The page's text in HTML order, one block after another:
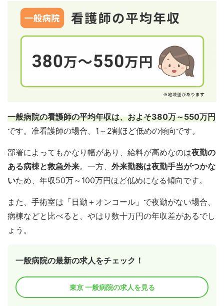
ること。以前は3交代制が主流でしたが、最近では2
交代制の病棟が多くなっています。
自分にはどちらのリズムが合っているかも職場選びの
ポイントになるでしょう。
キャリアアドバイザー
診療科や「急性期・回復期・慢性期」のどれなの
かによって扱う疾患、患者さんの重症度やADLな
どが異なり、看護師に求められる知識やスキルも
変わってきます。
自分の関心や得意分野、希望する働き方などから
「自分に合った病棟」を探したいですね。
閉じる
ーションスキル が外来看護師には求められます。
また、外来看護師の働き方では、夜勤がないのが大き
な特徴。そのため子育て中の看護師さんにも人気の高
い職場です。
外来看護師の仕事内容・働き方について詳しくは
こちら
が多く、急を要する場面の連続です。救急外来の看護
師は、患者さんの状態を瞬時に見極める判断力や冷静
さ、スピーディーな行動力が磨かれます。
中途採用では、即戦力となる経験者が優先されやすい
傾向です。
基本的に日
閉じる
「外回り」は、器械出し以外の部分で手術をサポート
する間接介助の業務です。
術前の物品の準備や術中・術後の記録の入力などのほ
か、手術前に患者さんのもとを訪問し、手術に関する
説明や不安のケアなども担当します。
患者さんとのコミュニケーションの機会が少ない部署
ですが、専門性の高い知識・技術を身につけることが
ます。
手術室の看護師の仕事内容・働き方について詳し
くはこちら
保健指導や生活習慣の相談外来を看護師が担当するこ
ともあり、予防医療に関心がある人に向いています。
給料は低めですが、日勤のみで残業の少ない働き方が
です。
テキパキと業務をこなす力や接遇スキルが求められま
閉じる
コープの洗浄・消毒など。
間接介助では、検査・治療前の患者さんへの説明、採
血や前処置、検査中のバイタルサインの観察などを行
います。
一般的な病棟業務と異なるため、未経験者の転職は少
患者さんの負担が少ない内視鏡治療はニーズが大き
く、治療も高度化しています。内視鏡室の看護師に
められ、新しいことを学ぶのが好きな人に向いている
でしょう。
目指せます。
内視鏡室は緊急の対応が少なく、基本的に残業が少な
あるようです。
中の患者さんの観察・ケア、抜針・止血、患者さんの
生活指導など。
未経験だと、機械操作や専門的な知識・手技など、初
めに覚えることが多いでしょう。
透析中に状態が変化する患者さんがいないか、
観察力
。長年にわたって通院される
ション力も大切です。
い働き方が可能。
子育てと両立したい方にもおすすめです。
透析室の看護師の仕事内容・働き方について詳し
くはこちら
一般病院の看護師の平均年収は、およそ380万～550万円
です。准看護師の場合、1～2割ほど低めの傾向です。
部署によってもかなり幅があり、給料が高めなのは夜勤の
ある病棟と救急外来。一方、 外来勤務は夜勤手当がつかな
いため、年収50万～100万円ほど低めになる傾向です。
また、手術室は「日勤＋オンコール」で夜勤がない場合、
病棟などと比べると、やはり数十万円の年収差があるでし
ょう。
一般病院の最新の求人をチェック！
東京 一般病院の求人を見る